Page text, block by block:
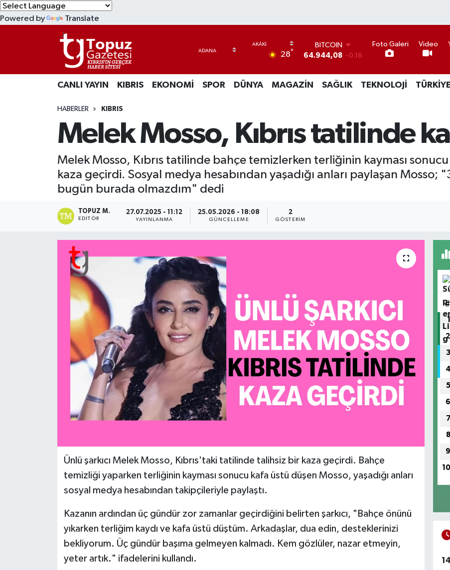
Powered by Translate
28°
DOLAR
47,7436
0.18
55,2510 0.32
STERLİN
BİST100
13.779
-14
64.944,08 -0.18
Foto Galeri Video
CANLI YAYIN KIBRIS EKONOMİ SPOR DÜNYA MAGAZİN SAĞLIK TEKNOLOJİ TÜRKİYE
HABERLER KIBRIS
Melek Mosso, Kıbrıs tatilinde
Melek Mosso, Kıbrıs tatilinde bahçe temizlerken terliğinin kayması
kaza geçirdi. Sosyal medya hesabından yaşadığı anları paylaşan Mosso;
bugün burada olmazdım" dedi
TOPUZ M.
EDITÖR
27.07.2025 - 11:12
YAYINLANMA
25.05.2026 - 18:08
GÜNCELLEME
2
GÖSTERIM
Ünlü şarkıcı Melek Mosso, Kıbrıs'taki tatilinde talihsiz bir kaza geçirdi. Bahçe
temizliği yaparken terliğinin kayması sonucu kafa üstü düşen Mosso, yaşadığı anları
sosyal medya hesabından takipçileriyle paylaştı.
Kazanın ardından üç gündür zor zamanlar geçirdiğini belirten şarkıcı, "Bahçe önünü
yıkarken terliğim kaydı ve kafa üstü düştüm. Arkadaşlar, dua edin, desteklerinizi
bekliyorum. Üç gündür başıma gelmeyen kalmadı. Kem gözlüler, nazar etmeyin,
yeter artık." ifadelerini kullandı.
#
1
2
3
4
5
6
7
8
9
10
EKONOMİ
MAGAZİN
TEKNOLOJİ
TÜRKİYE
Lefkoşa Nöbetçi Eczaneler
Lefkoşa Hava Durumu
Lefkoşa Trafik Yoğunluk Haritası
Süper Lig Puan Durumu ve Fikstür
Tüm Manşetler
Son Dakika Haberleri
Haber Arşivi